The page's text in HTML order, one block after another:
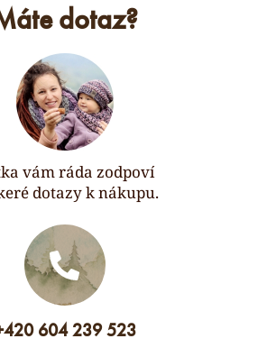
dotaz?
vám ráda zodpoví
dotazy k nákupu.
604 239 523